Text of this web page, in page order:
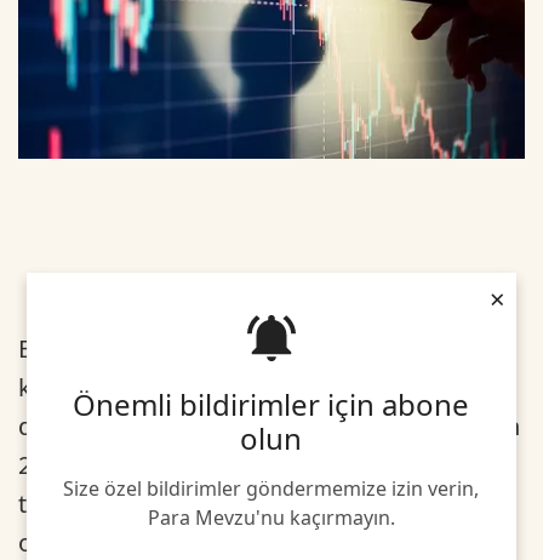
Önemli bildirimler için abone
olun
Size özel bildirimler göndermemize izin verin,
Para Mevzu'nu kaçırmayın.
×
Bilanço beklentilerinin yarattığı hareketlilik,
kar satışlarına beraberinde endekste bir
düzeltme hareketi eşlik etti. Açıklanacak olan
2022 üçüncü çeyrek bilançolarına ilişkin
tahminlerin oldukça yüksek seviyelerde
olması nedeniyle endeksin değerleme